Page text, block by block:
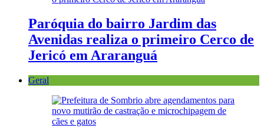
Paróquia do bairro Jardim das
Avenidas realiza o primeiro Cerco de
Jericó em Araranguá
Geral